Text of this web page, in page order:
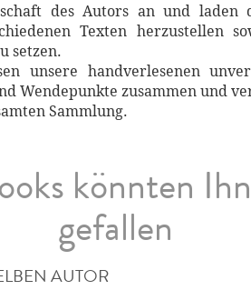
des Autors an und laden
Texten herzustellen
setzen.
unsere handverlesenen
Wendepunkte zusammen und
Sammlung.
könnten
gefallen
AUTOR